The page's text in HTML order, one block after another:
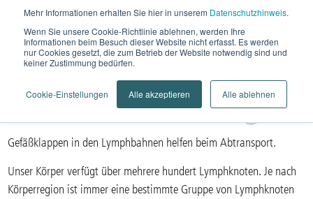
Mehr Informationen erhalten Sie hier in unserem Datenschutzhinweis.
Wenn Sie unsere Cookie-Richtlinie ablehnen, werden Ihre
Informationen beim Besuch dieser Website nicht erfasst. Es werden
nur Cookies gesetzt, die zum Betrieb der Website notwendig sind und
keiner Zustimmung bedürfen.
Cookie-Einstellungen Alle akzeptieren Alle ablehnen
Gefäßklappen in den Lymphbahnen helfen beim Abtransport.
Unser Körper verfügt über mehrere hundert Lymphknoten. Je nach
Körperregion ist immer eine bestimmte Gruppe von Lymphknoten